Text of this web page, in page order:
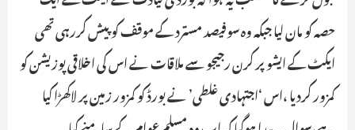
حصہ کو مان لیا جبکہ وہ سوفیصد مسترد کے موقف کو پیش کررہی تھی ـ
ایکٹ کے ایشو پر کرن رجیجو سے ملاقات نے اس کی اخلاقی پوزیشن کو
کمزور کردیا ،اس ‘اجتہادی غلطی’ نے بورڈ کو کمزور زمین پر لاکھڑا کیا